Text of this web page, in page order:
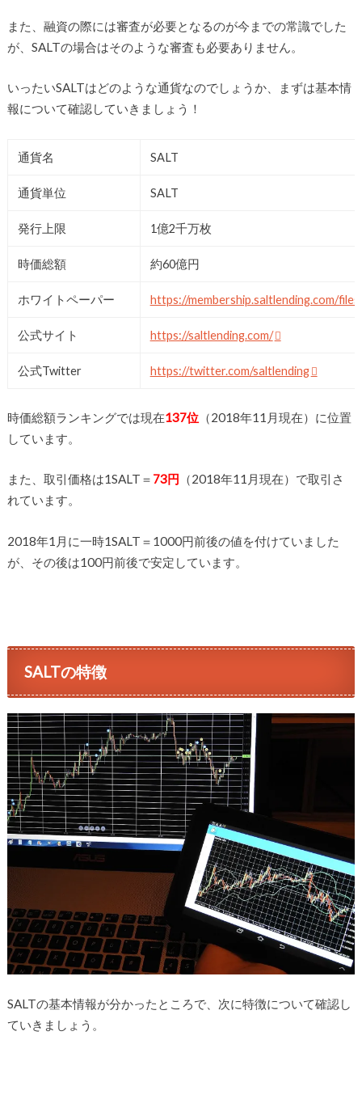
また、融資の際には審査が必要となるのが今までの常識でした
が、SALTの場合はそのような審査も必要ありません。
いったいSALTはどのような通貨なのでしょうか、まずは基本情
報について確認していきましょう！
通貨名 SALT
通貨単位 SALT
発行上限 1億2千万枚
時価総額 約60億円
ホワイトペーパー https://membership.saltlending.com/
公式サイト https://saltlending.com/
公式Twitter https://twitter.com/saltlending
時価総額ランキングでは現在137位（2018年11月現在）に位置
しています。
また、取引価格は1SALT＝ 73円
（2018年11月現在）で取引さ
れています。
2018年1月に一時1SALT＝1000円前後の値を付けていました
が、その後は100円前後で安定しています。
SALTの特徴
SALTの基本情報が分かったところで、次に特徴について確認し
ていきましょう。